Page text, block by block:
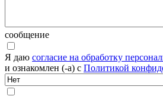
сообщение
Я даю согласие на обработку
и ознакомлен (-а) с Политикой